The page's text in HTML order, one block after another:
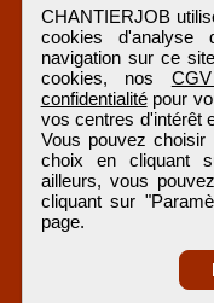
CHANTIERJOB
cookies d'analyse
navigation sur ce
cookies, nos
confidentialitépour
vos centres d'intérêt
Vous pouvez
choix en cliquant
ailleurs, vous
cliquant sur
page.